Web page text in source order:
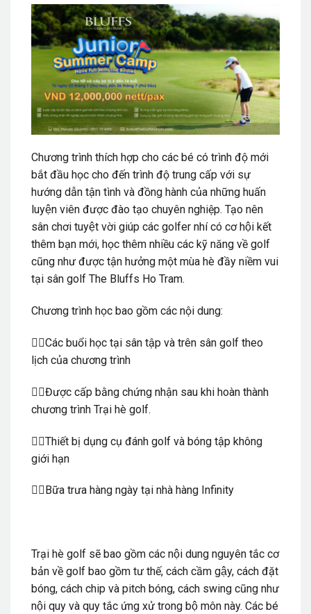
Chương trình thích hợp cho các bé có trình độ mới
bắt đầu học cho đến trình độ trung cấp với sự
hướng dẫn tận tình và đồng hành của những huấn
luyện viên được đào tạo chuyên nghiệp. Tạo nên
sân chơi tuyệt vời giúp các golfer nhí có cơ hội kết
thêm bạn mới, học thêm nhiều các kỹ năng về golf
cũng như được tận hưởng một mùa hè đầy niềm vui
tại sân golf The Bluffs Ho Tram.
Chương trình học bao gồm các nội dung:
🏌️‍♂️Các buổi học tại sân tập và trên sân golf theo
lịch của chương trình
🏌️‍♂️Được cấp bằng chứng nhận sau khi hoàn thành
chương trình Trại hè golf.
🏌️‍♂️Thiết bị dụng cụ đánh golf và bóng tập không
giới hạn
🏌️‍♂️Bữa trưa hàng ngày tại nhà hàng Infinity
Trại hè golf sẽ bao gồm các nội dung nguyên tắc cơ
bản về golf bao gồm tư thế, cách cầm gậy, cách đặt
bóng, cách chip và pitch bóng, cách swing cũng như
nội quy và quy tắc ứng xử trong bộ môn này. Các bé